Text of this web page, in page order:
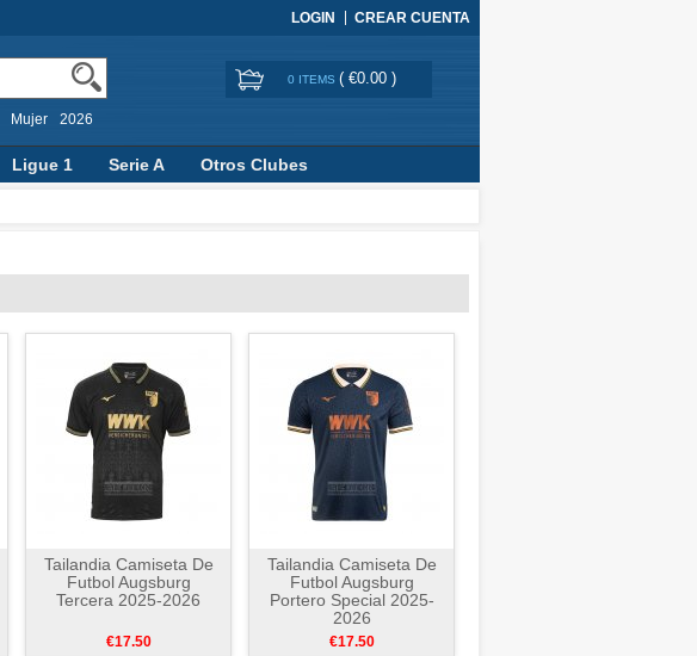
LOGIN CREAR CUENTA
Mujer 2026
0 ITEMS ( €0.00 )
Ligue 1 Serie A Otros Clubes
Tailandia Camiseta De
Futbol Augsburg
Tercera 2025-2026
€17.50
Tailandia Camiseta De
Futbol Augsburg
Portero Special 2025-
2026
€17.50